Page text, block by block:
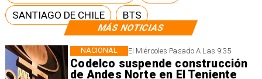
MÁS NOTICIAS
El Miércoles Pasado A Las 9:35
Codelco suspende construcción
de Andes Norte en El Teniente
NACIONAL
SANTIAGO DE CHILE
BTS